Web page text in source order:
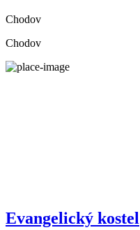
Chodov
Chodov
Evangelický kostel